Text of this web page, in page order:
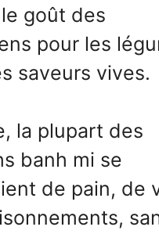
goût des
pour les
saveurs vives.
la plupart des
banh mi se
de pain, de